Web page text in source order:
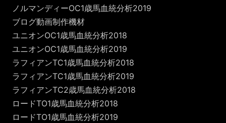
ノルマンディーOC1歳馬血統分析2019
ブログ動画制作機材
ユニオンOC1歳馬血統分析2018
ユニオンOC1歳馬血統分析2019
ラフィアンTC1歳馬血統分析2018
ラフィアンTC1歳馬血統分析2019
ラフィアンTC2歳馬血統分析2018
ロードTO1歳馬血統分析2018
ロードTO1歳馬血統分析2019